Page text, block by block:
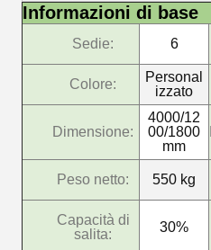
Informazioni di base
Sedie: 6
Colore:
Personal
izzato
Dimensione:
4000/12
00/1800
mm
Peso netto: 550 kg
Capacità di
salita:
30%